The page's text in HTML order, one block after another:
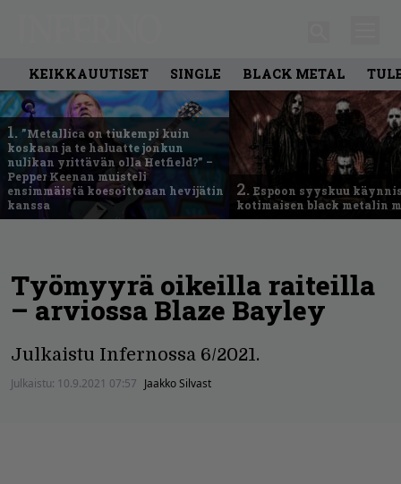
KEIKKAUUTISET SINGLE BLACK METAL
1. ”Metallica on tiukempi kuin
koskaan ja te haluatte jonkun
nulikan yrittävän olla Hetfield?” –
Pepper Keenan muisteli
ensimmäistä koesoittoaan hevijätin
kanssa
2. Espoon syyskuu
kotimaisen black metalin
Työmyyrä oikeilla raiteilla
– arviossa Blaze Bayley
Julkaistu Infernossa 6/2021.
Julkaistu: 10.9.2021 07:57 Jaakko Silvast